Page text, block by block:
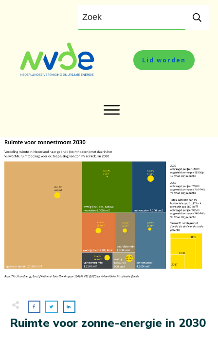
Lid worden
Ruimte voor zonne-energie in 2030